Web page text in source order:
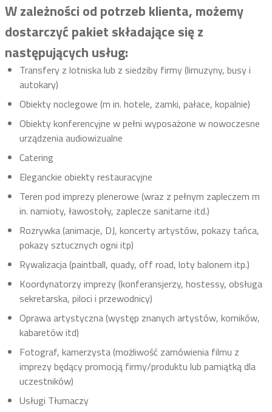
W zależności od potrzeb klienta, możemy
dostarczyć pakiet składające się z
następujących usług:
Transfery z lotniska lub z siedziby firmy (limuzyny, busy i
autokary)
Obiekty noclegowe (m in. hotele, zamki, pałace, kopalnie)
Obiekty konferencyjne w pełni wyposażone w nowoczesne
urządzenia audiowizualne
Catering
Eleganckie obiekty restauracyjne
Teren pod imprezy plenerowe (wraz z pełnym zapleczem m
in. namioty, ławostoły, zaplecze sanitarne itd.)
Rozrywka (animacje, DJ, koncerty artystów, pokazy tańca,
pokazy sztucznych ogni itp)
Rywalizacja (paintball, quady, off road, loty balonem itp.)
Koordynatorzy imprezy (konferansjerzy, hostessy, obsługa
sekretarska, piloci i przewodnicy)
Oprawa artystyczna (występ znanych artystów, komików,
kabaretów itd)
Fotograf, kamerzysta (możliwość zamówienia filmu z
imprezy będący promocją firmy/produktu lub pamiątką dla
uczestników)
Usługi Tłumaczy